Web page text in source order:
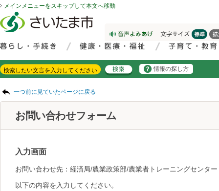
メインメニューをスキップして本文へ移動
情報の探し方
一つ前に見ていたページに戻る
お問い合わせフォーム
入力画面
お問い合わせ先：経済局/農業政策部/農業者トレーニングセンター
以下の内容を入力してください。